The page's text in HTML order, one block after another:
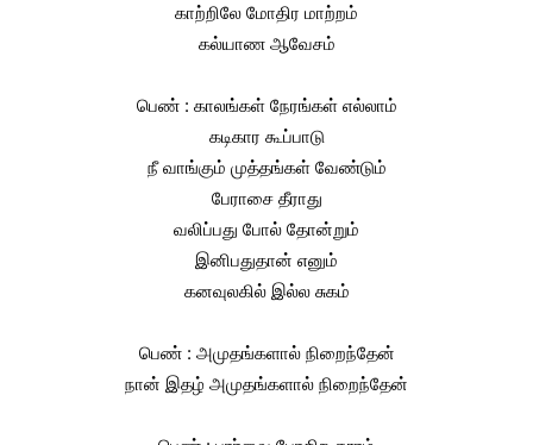
காற்றிலே மோதிர மாற்றம்
கல்யாண ஆவேசம்
பெண் : காலங்கள் நேரங்கள் எல்லாம்
கடிகார கூப்பாடு
நீ வாங்கும் முத்தங்கள் வேண்டும்
பேராசை தீராது
வலிப்பது போல் தோன்றும்
இனிபதுதான் எனும்
கனவுலகில் இல்ல சுகம்
பெண் : அமுதங்களால் நிறைந்தேன்
நான் இதழ் அமுதங்களால் நிறைந்தேன்